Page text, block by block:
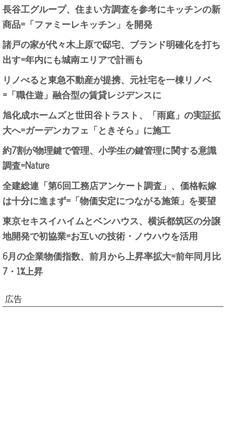
長谷工グループ、住まい方調査を参考にキッチンの新
商品=「ファミーレキッチン」を開発
諸戸の家が代々木上原で邸宅、ブランド明確化を打ち
出す=年内にも城南エリアで計画も
リノべると東急不動産が提携、元社宅を一棟リノベ
=「職住遊」融合型の賃貸レジデンスに
旭化成ホームズと世田谷トラスト、「雨庭」の実証拡
大へ=ガーデンカフェ「ときそら」に施工
約7割が物理鍵で管理、小学生の鍵管理に関する意識
調査=Nature
全建総連「第6回工務店アンケート調査」、価格転嫁
は十分に進まず=「物価安定につながる施策」を要望
東京セキスイハイムとベンハウス、横浜都筑区の分譲
地開発で初協業=お互いの技術・ノウハウを活用
6月の企業物価指数、前月から上昇率拡大=前年同月比
7・1%上昇
広告